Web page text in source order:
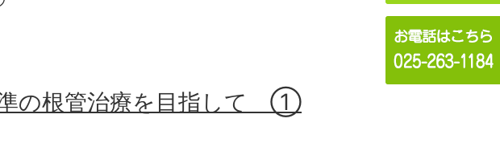
の根管治療を目指して ①